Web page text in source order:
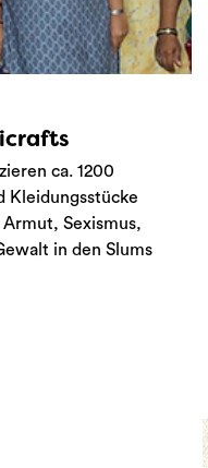
ca. 1200
Kleidungsstücke
Sexismus,
in den Slums